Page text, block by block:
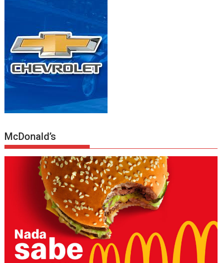
McDonald’s